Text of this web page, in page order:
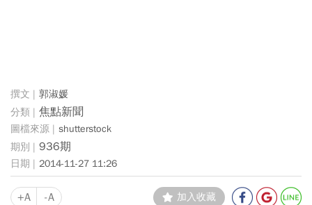
郭淑媛
焦點新聞
shutterstock
936期
2014-11-27 11:26
+A -A 加入收藏